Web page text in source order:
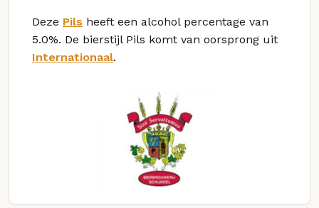
Deze Pils heeft een alcohol percentage van
5.0%. De bierstijl Pils komt van oorsprong uit
Internationaal.